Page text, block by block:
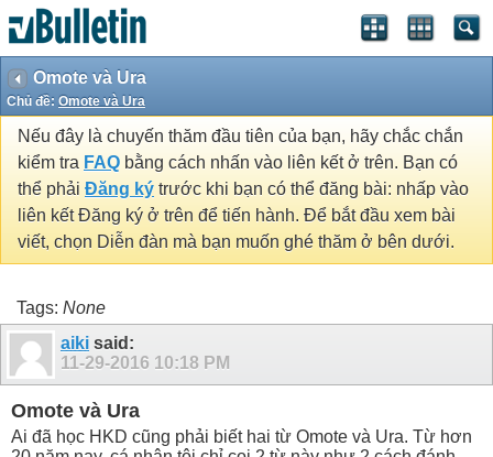
Omote và Ura
Chủ đề: Omote và Ura
Nếu đây là chuyến thăm đầu tiên của bạn, hãy chắc chắn
kiểm tra FAQ bằng cách nhấn vào liên kết ở trên. Bạn có
thể phải Đăng ký trước khi bạn có thể đăng bài: nhấp vào
liên kết Đăng ký ở trên để tiến hành. Để bắt đầu xem bài
viết, chọn Diễn đàn mà bạn muốn ghé thăm ở bên dưới.
Tags: None
aiki said:
11-29-2016 10:18 PM
Omote và Ura
Ai đã học HKD cũng phải biết hai từ Omote và Ura. Từ hơn